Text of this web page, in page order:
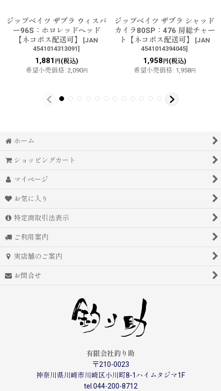
ジップベイツ ザブラ ウィスパ
ー96S：ホロレッドヘッド
【ネコポス配送可】
[JAN
4541014313091]
1,881 円(税込)
希望小売価格: 2,090円
ジップベイツ ザブラ シャッド
カイラ80SP：476 房総チャー
ト【ネコポス配送可】
[JAN
4541014394045]
1,958 円(税込)
希望小売価格: 1,958円
ホーム
ショッピングカート
マイページ
お気に入り
特定商取引法表示
ご利用案内
実店舗のご案内
お問合せ
有限会社釣り助
〒210-0023
神奈川県川崎市川崎区小川町8-1ハイムタジマ1F
tel.044-200-8712